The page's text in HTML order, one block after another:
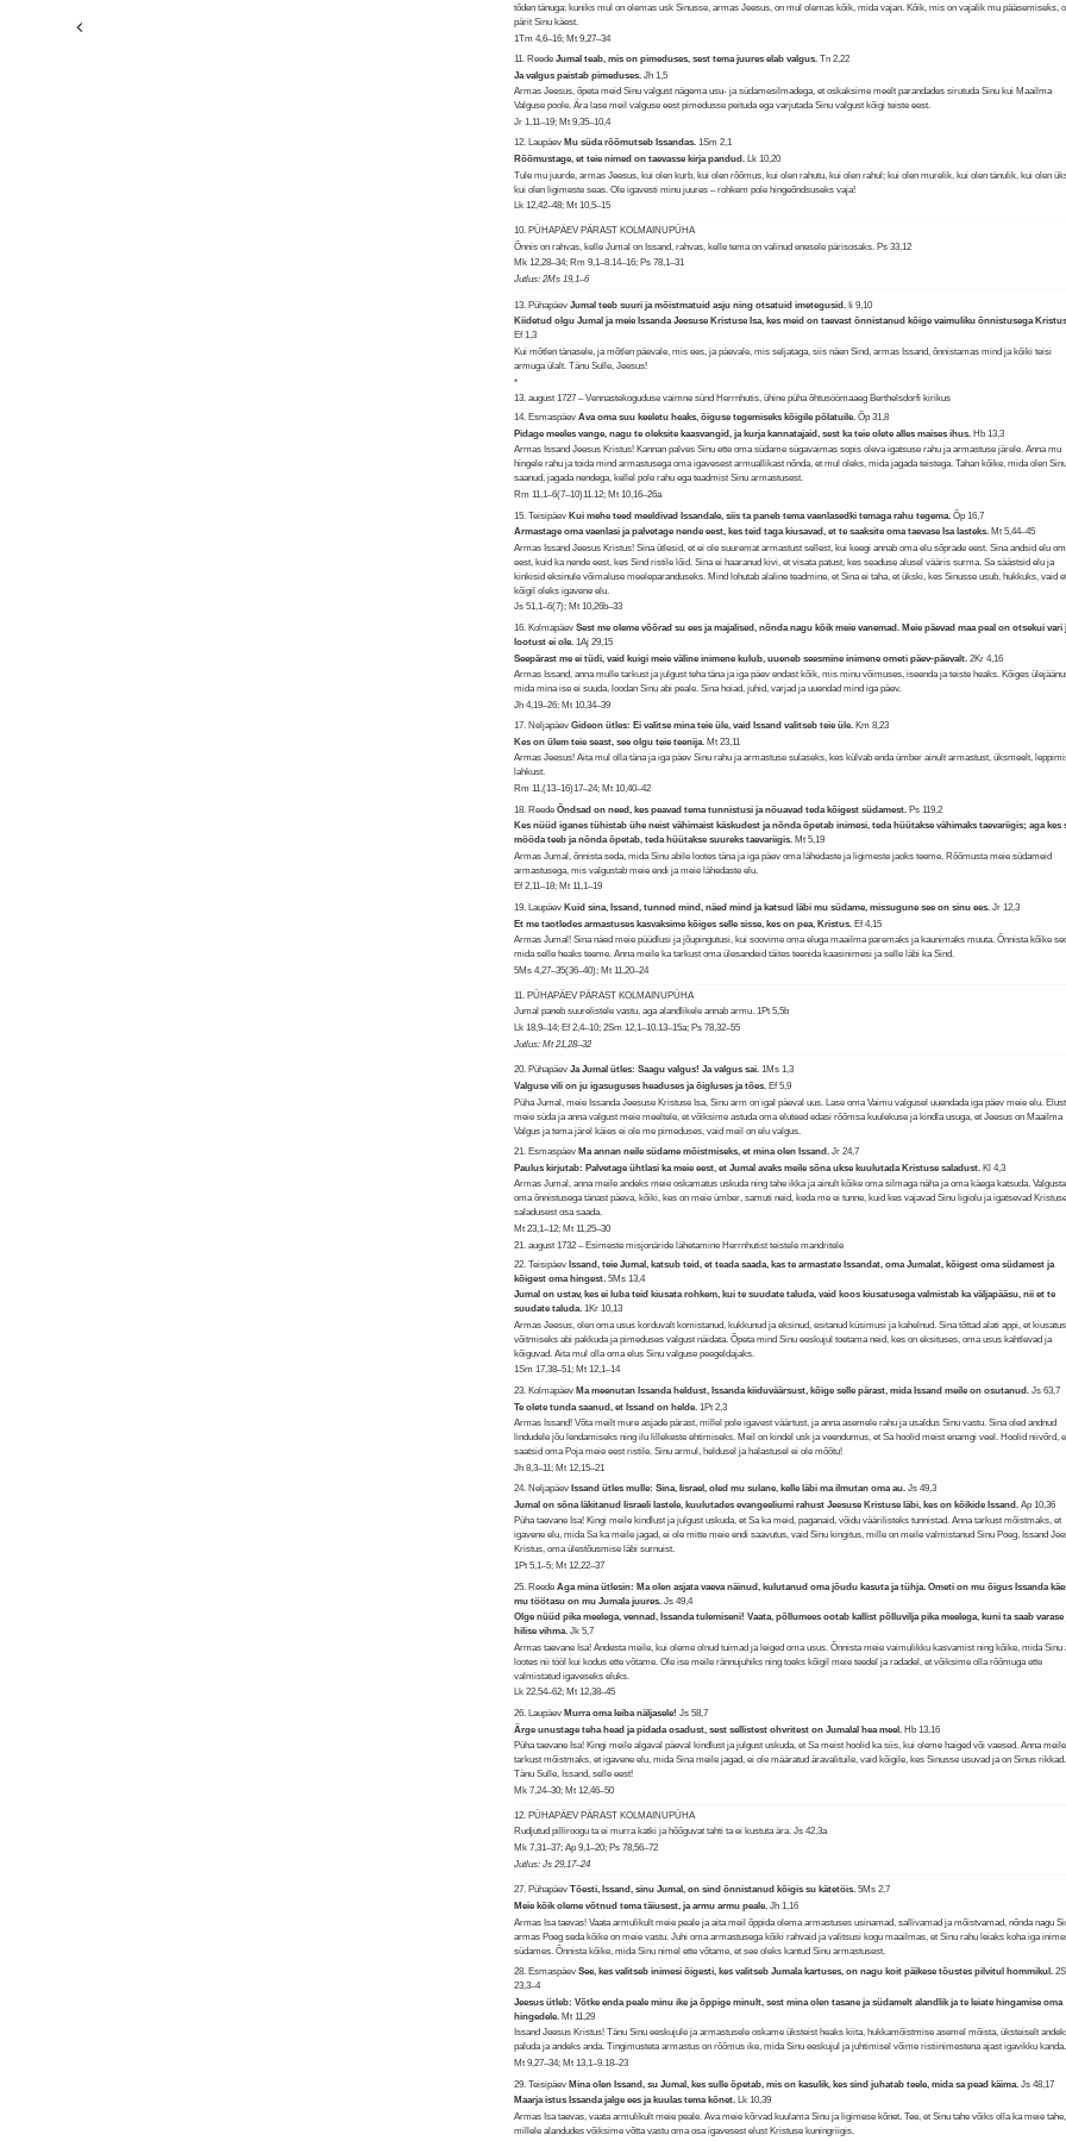
tõden tänuga: kuniks mul on olemas usk Sinusse, armas Jeesus, on mul olemas kõik, mida vajan. Kõik, mis on vajalik mu pääsemiseks,
pärit Sinu käest.
1Tm 4,6–16; Mt 9,27–34
11. ReedeJumal teab, mis on pimeduses, sest tema juures elab valgus.Tn 2,22
Ja valgus paistab pimeduses.Jh 1,5
Armas Jeesus, õpeta meid Sinu valgust nägema usu- ja südamesilmadega, et oskaksime meelt parandades sirutuda Sinu kui Maailma
Valguse poole. Ära lase meil valguse eest pimedusse peituda ega varjutada Sinu valgust kõigi teiste eest.
Jr 1,11–19; Mt 9,35–10,4
12. Laupäev Mu süda rõõmutseb Issandas.1Sm 2,1
Rõõmustage, et teie nimed on taevasse kirja pandud. Lk 10,20
Tule mu juurde, armas Jeesus, kui olen kurb, kui olen rõõmus, kui olen rahutu, kui olen rahul; kui olen murelik, kui olen tänulik, kui olen
kui olen ligimeste seas. Ole igavesti minu juures – rohkem pole hingeõndsuseks vaja!
Lk 12,42–48; Mt 10,5–15
10. PÜHAPÄEV PÄRAST KOLMAINUPÜHA
Õnnis on rahvas, kelle Jumal on Issand, rahvas, kelle tema on valinud enesele pärisosaks. Ps 33,12
Mk 12,28–34; Rm 9,1–8.14–16; Ps 78,1–31
Jutlus: 2Ms 19,1–6
13. PühapäevJumal teeb suuri ja mõistmatuid asju ning otsatuid imetegusid.
Ii 9,10
Kiidetud olgu Jumal ja meie Issanda Jeesuse Kristuse Isa, kes meid on taevast õnnistanud kõige vaimuliku õnnistusega
Ef 1,3
Kui mõtlen tänasele, ja mõtlen päevale, mis ees, ja päevale, mis seljataga, siis näen Sind, armas Issand, õnnistamas mind ja kõiki teisi
armuga ülalt. Tänu Sulle, Jeesus!
*
13. august 1727 – Vennastekoguduse vaimne sünd Herrnhutis, ühine püha õhtusöömaaeg Berthelsdorfi kirikus
14. EsmaspäevAva oma suu keeletu heaks, õiguse tegemiseks kõigile põlatuile.Õp 31,8
Pidage meeles vange, nagu te oleksite kaasvangid, ja kurja kannatajaid, sest ka teie olete alles maises ihus. Hb 13,3
Armas Issand Jeesus Kristus! Kannan palves Sinu ette oma südame sügavaimas sopis oleva igatsuse rahu ja armastuse järele. Anna mu
hingele rahu ja toida mind armastusega oma igavesest armuallikast nõnda, et mul oleks, mida jagada teistega. Tahan kõike, mida olen
saanud, jagada nendega, kellel pole rahu ega teadmist Sinu armastusest.
Rm 11,1–6(7–10)11.12; Mt 10,16–26a
15. TeisipäevKui mehe teed meeldivad Issandale, siis ta paneb tema vaenlasedki temaga rahu tegema.Õp 16,7
Armastage oma vaenlasi ja palvetage nende eest, kes teid taga kiusavad, et te saaksite oma taevase Isa lasteks. Mt 5,44–45
Armas Issand Jeesus Kristus! Sina ütlesid, et ei ole suuremat armastust sellest, kui keegi annab oma elu sõprade eest. Sina andsid elu
eest, kuid ka nende eest, kes Sind ristile lõid. Sina ei haaranud kivi, et visata patust, kes seaduse alusel vääris surma. Sa säästsid elu ja
kinkisid eksinule võimaluse meeleparanduseks. Mind lohutab alaline teadmine, et Sina ei taha, et ükski, kes Sinusse usub, hukkuks, vaid et
kõigil oleks igavene elu.
Js 51,1–6(7); Mt 10,26b–33
16. KolmapäevSest me oleme võõrad su ees ja majalised, nõnda nagu kõik meie vanemad. Meie päevad maa peal on otsekui vari
lootust ei ole.1Aj 29,15
Seepärast me ei tüdi, vaid kuigi meie väline inimene kulub, uueneb seesmine inimene ometi päev-päevalt.2Kr 4,16
Armas Issand, anna mulle tarkust ja julgust teha täna ja iga päev endast kõik, mis minu võimuses, iseenda ja teiste heaks. Kõiges
mida mina ise ei suuda, loodan Sinu abi peale. Sina hoiad, juhid, varjad ja uuendad mind iga päev.
Jh 4,19–26; Mt 10,34–39
17. NeljapäevGideon ütles: Ei valitse mina teie üle, vaid Issand valitseb teie üle. Km 8,23
Kes on ülem teie seast, see olgu teie teenija. Mt 23,11
Armas Jeesus! Aita mul olla täna ja iga päev Sinu rahu ja armastuse sulaseks, kes külvab enda ümber ainult armastust, üksmeelt,
lahkust.
Rm 11,(13–16)17–24; Mt 10,40–42
18. ReedeÕndsad on need, kes peavad tema tunnistusi ja nõuavad teda kõigest südamest. Ps 119,2
Kes nüüd iganes tühistab ühe neist vähimaist käskudest ja nõnda õpetab inimesi, teda hüütakse vähimaks taevariigis; aga kes
mööda teeb ja nõnda õpetab, teda hüütakse suureks taevariigis. Mt 5,19
Armas Jumal, õnnista seda, mida Sinu abile lootes täna ja iga päev oma lähedaste ja ligimeste jaoks teeme. Rõõmusta meie südameid
armastusega, mis valgustab meie endi ja meie lähedaste elu.
Ef 2,11–18; Mt 11,1–19
19. Laupäev Kuid sina, Issand, tunned mind, näed mind ja katsud läbi mu südame, missugune see on sinu ees.Jr 12,3
Et me taotledes armastuses kasvaksime kõiges selle sisse, kes on pea, Kristus.Ef 4,15
Armas Jumal! Sina näed meie püüdlusi ja jõupingutusi, kui soovime oma eluga maailma paremaks ja kaunimaks muuta. Õnnista kõike
mida selle heaks teeme. Anna meile ka tarkust oma ülesandeid täites teenida kaasinimesi ja selle läbi ka Sind.
5Ms 4,27–35(36–40); Mt 11,20–24
11. PÜHAPÄEV PÄRAST KOLMAINUPÜHA
Jumal paneb suurelistele vastu, aga alandlikele annab armu.1Pt 5,5b
Lk 18,9–14; Ef 2,4–10; 2Sm 12,1–10.13–15a; Ps 78,32–55
Jutlus: Mt 21,28–32
20. PühapäevJa Jumal ütles: Saagu valgus! Ja valgus sai.1Ms 1,3
Valguse vili on ju igasuguses headuses ja õigluses ja tões. Ef 5,9
Püha Jumal, meie Issanda Jeesuse Kristuse Isa, Sinu arm on igal päeval uus. Lase oma Vaimu valgusel uuendada iga päev meie elu.
meie süda ja anna valgust meie meeltele, et võiksime astuda oma eluteed edasi rõõmsa kuulekuse ja kindla usuga, et Jeesus on Maailma
Valgus ja tema järel käies ei ole me pimeduses, vaid meil on elu valgus.
21. Esmaspäev Ma annan neile südame mõistmiseks, et mina olen Issand.Jr 24,7
Paulus kirjutab: Palvetage ühtlasi ka meie eest, et Jumal avaks meile sõna ukse kuulutada Kristuse saladust. Kl 4,3
Armas Jumal, anna meile andeks meie oskamatus uskuda ning tahe ikka ja ainult kõike oma silmaga näha ja oma käega katsuda. Valgusta
oma õnnistusega tänast päeva, kõiki, kes on meie ümber, samuti neid, keda me ei tunne, kuid kes vajavad Sinu ligiolu ja igatsevad Kristuse
saladusest osa saada.
Mt 23,1–12; Mt 11,25–30
21. august 1732 – Esimeste misjonäride lähetamine Herrnhutist teistele mandritele
22. TeisipäevIssand, teie Jumal, katsub teid, et teada saada, kas te armastate Issandat, oma Jumalat, kõigest oma südamest ja
kõigest oma hingest.5Ms 13,4
Jumal on ustav, kes ei luba teid kiusata rohkem, kui te suudate taluda, vaid koos kiusatusega valmistab ka väljapääsu, nii et te
suudate taluda.1Kr 10,13
Armas Jeesus, olen oma usus korduvalt komistanud, kukkunud ja eksinud, esitanud küsimusi ja kahelnud. Sina tõttad alati appi, et
võitmiseks abi pakkuda ja pimeduses valgust näidata. Õpeta mind Sinu eeskujul toetama neid, kes on eksituses, oma usus kahtlevad ja
kõiguvad. Aita mul olla oma elus Sinu valguse peegeldajaks.
1Sm 17,38–51; Mt 12,1–14
23. Kolmapäev Ma meenutan Issanda heldust, Issanda kiiduväärsust, kõige selle pärast, mida Issand meile on osutanud.Js 63,7
Te olete tunda saanud, et Issand on helde.1Pt 2,3
Armas Issand! Võta meilt mure asjade pärast, millel pole igavest väärtust, ja anna asemele rahu ja usaldus Sinu vastu. Sina oled andnud
lindudele jõu lendamiseks ning ilu lillekeste ehtimiseks. Meil on kindel usk ja veendumus, et Sa hoolid meist enamgi veel. Hoolid niivõrd,
saatsid oma Poja meie eest ristile. Sinu armul, heldusel ja halastusel ei ole mõõtu!
Jh 8,3–11; Mt 12,15–21
24. Neljapäev Issand ütles mulle: Sina, Iisrael, oled mu sulane, kelle läbi ma ilmutan oma au.Js 49,3
Jumal on sõna läkitanud Iisraeli lastele, kuulutades evangeeliumi rahust Jeesuse Kristuse läbi, kes on kõikide Issand.Ap 10,36
Püha taevane Isa! Kingi meile kindlust ja julgust uskuda, et Sa ka meid, paganaid, võidu väärilisteks tunnistad. Anna tarkust mõistmaks, et
igavene elu, mida Sa ka meile jagad, ei ole mitte meie endi saavutus, vaid Sinu kingitus, mille on meile valmistanud Sinu Poeg, Issand
Kristus, oma ülestõusmise läbi surnuist.
1Pt 5,1–5; Mt 12,22–37
25. ReedeAga mina ütlesin: Ma olen asjata vaeva näinud, kulutanud oma jõudu kasuta ja tühja. Ometi on mu õigus Issanda
mu töötasu on mu Jumala juures.Js 49,4
Olge nüüd pika meelega, vennad, Issanda tulemiseni! Vaata, põllumees ootab kallist põlluvilja pika meelega, kuni ta saab varase
hilise vihma.Jk 5,7
Armas taevane Isa! Andesta meile, kui oleme olnud tuimad ja leiged oma usus. Õnnista meie vaimulikku kasvamist ning kõike, mida Sinu
lootes nii tööl kui kodus ette võtame. Ole ise meile rännujuhiks ning toeks kõigil meie teedel ja radadel, et võiksime olla rõõmuga ette
valmistatud igaveseks eluks.
Lk 22,54–62; Mt 12,38–45
26. Laupäev Murra oma leiba näljasele!Js 58,7
Ärge unustage teha head ja pidada osadust, sest sellistest ohvritest on Jumalal hea meel.Hb 13,16
Püha taevane Isa! Kingi meile algaval päeval kindlust ja julgust uskuda, et Sa meist hoolid ka siis, kui oleme haiged või vaesed. Anna meile
tarkust mõistmaks, et igavene elu, mida Sina meile jagad, ei ole määratud äravalituile, vaid kõigile, kes Sinusse usuvad ja on Sinus rikkad.
Tänu Sulle, Issand, selle eest!
Mk 7,24–30; Mt 12,46–50
12. PÜHAPÄEV PÄRAST KOLMAINUPÜHA
Rudjutud pilliroogu ta ei murra katki ja hõõguvat tahti ta ei kustuta ära.Js 42,3a
Mk 7,31–37; Ap 9,1–20; Ps 78,56–72
Jutlus: Js 29,17–24
27. PühapäevTõesti, Issand, sinu Jumal, on sind õnnistanud kõigis su kätetöis.5Ms 2,7
Meie kõik oleme võtnud tema täiusest, ja armu armu peale.Jh 1,16
Armas Isa taevas! Vaata armulikult meie peale ja aita meil õppida olema armastuses usinamad, sallivamad ja mõistvamad, nõnda nagu
armas Poeg seda kõike on meie vastu. Juhi oma armastusega kõiki rahvaid ja valitsusi kogu maailmas, et Sinu rahu leiaks koha iga
südames. Õnnista kõike, mida Sinu nimel ette võtame, et see oleks kantud Sinu armastusest.
28. EsmaspäevSee, kes valitseb inimesi õigesti, kes valitseb Jumala kartuses, on nagu koit päikese tõustes pilvitul hommikul.
23,3–4
Jeesus ütleb: Võtke enda peale minu ike ja õppige minult, sest mina olen tasane ja südamelt alandlik ja te leiate hingamise oma
hingedele. Mt 11,29
Issand Jeesus Kristus! Tänu Sinu eeskujule ja armastusele oskame üksteist heaks kiita, hukkamõistmise asemel mõista, üksteiselt
paluda ja andeks anda. Tingimusteta armastus on rõõmus ike, mida Sinu eeskujul ja juhtimisel võime ristiinimestena ajast igavikku kanda.
Mt 9,27–34; Mt 13,1–9.18–23
29. TeisipäevMina olen Issand, su Jumal, kes sulle õpetab, mis on kasulik, kes sind juhatab teele, mida sa pead käima.Js 48,17
Maarja istus Issanda jalge ees ja kuulas tema kõnet. Lk 10,39
Armas Isa taevas, vaata armulikult meie peale. Ava meie kõrvad kuulama Sinu ja ligimese kõnet. Tee, et Sinu tahe võiks olla ka meie tahe,
millele alandudes võiksime võtta vastu oma osa igavesest elust Kristuse kuningriigis.